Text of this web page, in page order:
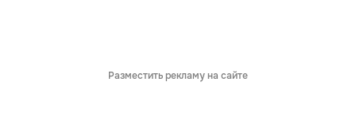
Разместить рекламу на сайте